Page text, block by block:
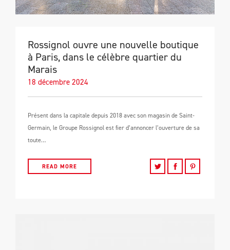
Rossignol ouvre une nouvelle boutique
à Paris, dans le célèbre quartier du
Marais
18 décembre 2024
Présent dans la capitale depuis 2018 avec son magasin de Saint-
Germain, le Groupe Rossignol est fier d’annoncer l’ouverture de sa
toute…
READ MORE